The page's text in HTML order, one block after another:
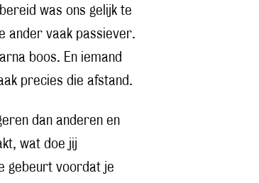
was ons gelijk te
ander vaak passiever.
boos. En iemand
precies die afstand.
dan anderen en
wat doe jij
gebeurt voordat je